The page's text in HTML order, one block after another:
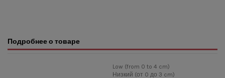
Подробнее о товаре
Low (from 0 to 4 cm)
Низкий (от 0 до 3 cm)